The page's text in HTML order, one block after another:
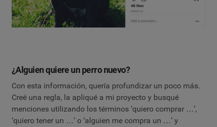
¿Alguien quiere un perro nuevo?
Con esta información, quería profundizar un poco más.
Creé una regla, la apliqué a mi proyecto y busqué
menciones utilizando los términos ‘quiero comprar …’,
‘quiero tener un …’ o ‘alguien me compra un …’ y